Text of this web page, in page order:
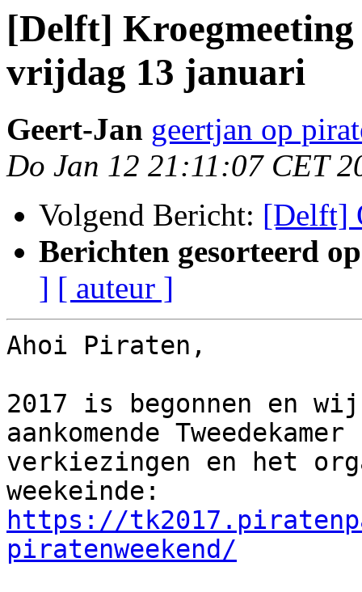
[Delft]
vrijdag 13 januari
Geert-Jan geertjan op
Do Jan 12 21:11:07 CET
Volgend Bericht: [Delft]
Berichten gesorteerd
] [ auteur ]
Ahoi Piraten,
2017 is begonnen en
aankomende Tweedekamer
verkiezingen en het
https://
piratenweekend/